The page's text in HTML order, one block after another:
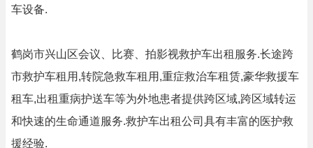
车设备.
鹤岗市兴山区会议、比赛、拍影视救护车出租服务.长途跨
市救护车租用,转院急救车租用,重症救治车租赁,豪华救援车
租车,出租重病护送车等为外地患者提供跨区域,跨区域转运
和快速的生命通道服务.救护车出租公司具有丰富的医护救
援经验.